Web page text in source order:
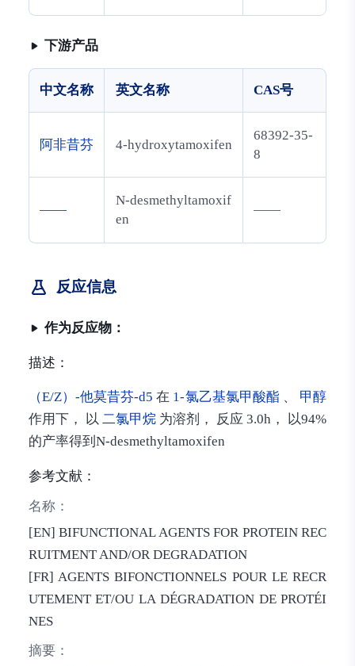
下游产品
中文名称 英文名称 CAS号
阿非昔芬 4-hydroxytamoxifen
68392-35-
8
——
N-desmethyltamoxif
en
——
反应信息
作为反应物：
描述：
（E/Z）-他莫昔芬-d5 在 1-氯乙基氯甲酸酯 、 甲醇
作用下， 以 二氯甲烷 为溶剂， 反应 3.0h， 以94%
的产率得到N-desmethyltamoxifen
参考文献：
名称：
[EN] BIFUNCTIONAL AGENTS FOR PROTEIN REC
RUITMENT AND/OR DEGRADATION
[FR] AGENTS BIFONCTIONNELS POUR LE RECR
UTEMENT ET/OU LA DÉGRADATION DE PROTÉI
NES
摘要：